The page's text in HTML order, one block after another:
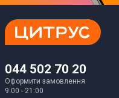
044 502 70 20
Оформити замовлення
9:00 - 21:00